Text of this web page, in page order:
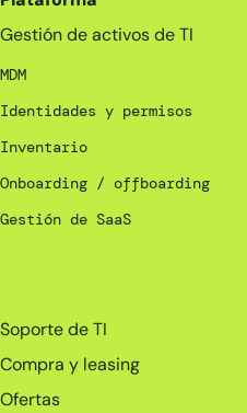
Gestión de activos de TI
MDM
Identidades y permisos
Inventario
Onboarding / offboarding
Gestión de SaaS
Soporte de TI
Compra y leasing
Ofertas